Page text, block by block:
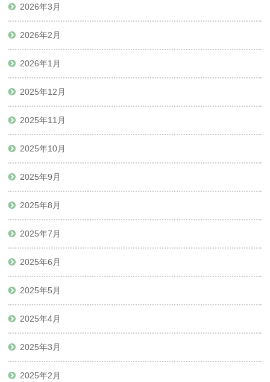
2026年3月
2026年2月
2026年1月
2025年12月
2025年11月
2025年10月
2025年9月
2025年8月
2025年7月
2025年6月
2025年5月
2025年4月
2025年3月
2025年2月